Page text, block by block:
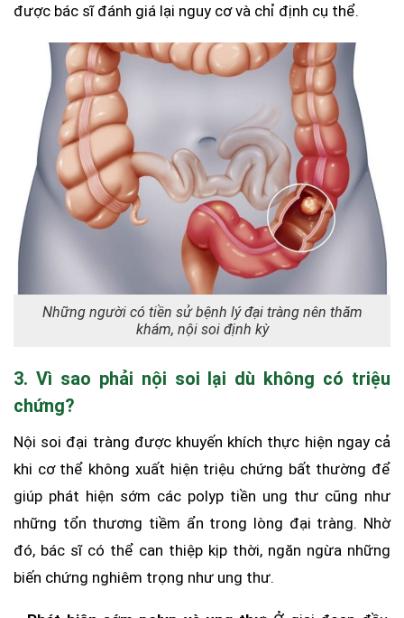
được bác sĩ đánh giá lại nguy cơ và chỉ định cụ thể.
Những người có tiền sử bệnh lý đại tràng nên thăm
khám, nội soi định kỳ
3. Vì sao phải nội soi lại dù không có triệu
chứng?
Nội soi đại tràng được khuyến khích thực hiện ngay cả
khi cơ thể không xuất hiện triệu chứng bất thường để
giúp phát hiện sớm các polyp tiền ung thư cũng như
những tổn thương tiềm ẩn trong lòng đại tràng. Nhờ
đó, bác sĩ có thể can thiệp kịp thời, ngăn ngừa những
biến chứng nghiêm trọng như ung thư.